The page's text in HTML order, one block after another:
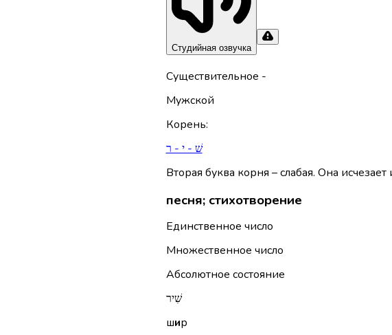
Студийная озвучка
Существительное -
Мужской
Корень:
שׁ - י - ר
Вторая буква корня – слабая. Она
песня; стихотворение
Единственное число
Множественное число
Абсолютное состояние
שִׁיר
шир